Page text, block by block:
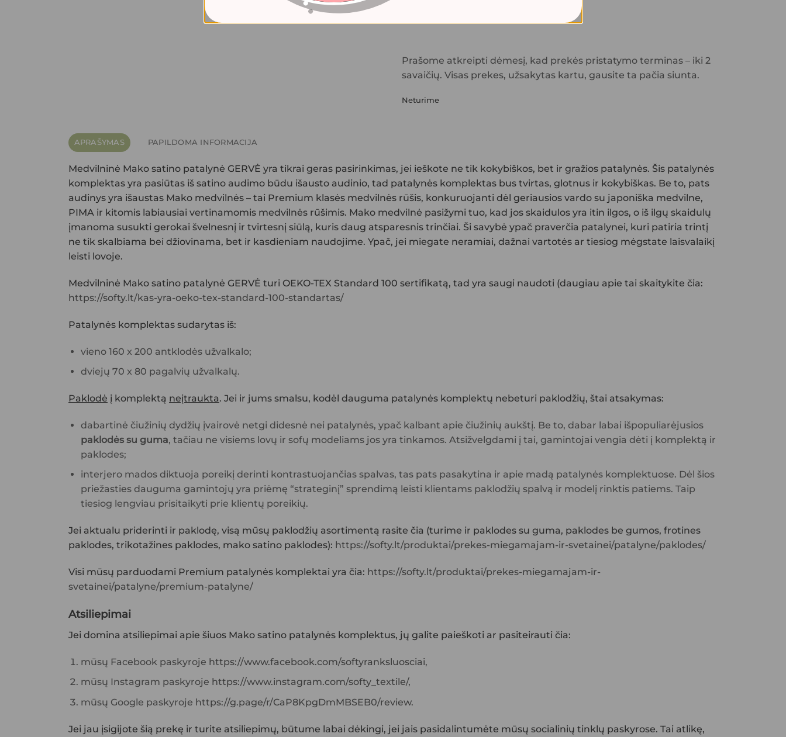
Prašome atkreipti dėmesį, kad prekės pristatymo terminas – iki 2
savaičių. Visas prekes, užsakytas kartu, gausite ta pačia siunta.
Neturime
APRAŠYMAS PAPILDOMA INFORMACIJA
Medvilninė Mako satino patalynė GERVĖ yra tikrai geras pasirinkimas, jei ieškote ne tik kokybiškos, bet ir gražios patalynės. Šis patalynės
komplektas yra pasiūtas iš satino audimo būdu išausto audinio, tad patalynės komplektas bus tvirtas, glotnus ir kokybiškas. Be to, pats
audinys yra išaustas Mako medvilnės – tai Premium klasės medvilnės rūšis, konkuruojanti dėl geriausios vardo su japoniška medvilne,
PIMA ir kitomis labiausiai vertinamomis medvilnės rūšimis. Mako medvilnė pasižymi tuo, kad jos skaidulos yra itin ilgos, o iš ilgų skaidulų
įmanoma susukti gerokai švelnesnį ir tvirtesnį siūlą, kuris daug atsparesnis trinčiai. Ši savybė ypač praverčia patalynei, kuri patiria trintį
ne tik skalbiama bei džiovinama, bet ir kasdieniam naudojime. Ypač, jei miegate neramiai, dažnai vartotės ar tiesiog mėgstate laisvalaikį
leisti lovoje.
Medvilninė Mako satino patalynė GERVĖ turi OEKO-TEX Standard 100 sertifikatą, tad yra saugi naudoti (daugiau apie tai skaitykite čia:
https://softy.lt/kas-yra-oeko-tex-standard-100-standartas/
Patalynės komplektas sudarytas iš:
vieno 160 x 200 antklodės užvalkalo;
dviejų 70 x 80 pagalvių užvalkalų.
Paklodė į komplektą neįtraukta. Jei ir jums smalsu, kodėl dauguma patalynės komplektų nebeturi paklodžių, štai atsakymas:
dabartinė čiužinių dydžių įvairovė netgi didesnė nei patalynės, ypač kalbant apie čiužinių aukštį. Be to, dabar labai išpopuliarėjusios
paklodės su guma, tačiau ne visiems lovų ir sofų modeliams jos yra tinkamos. Atsižvelgdami į tai, gamintojai vengia dėti į komplektą ir
paklodes;
interjero mados diktuoja poreikį derinti kontrastuojančias spalvas, tas pats pasakytina ir apie madą patalynės komplektuose. Dėl šios
priežasties dauguma gamintojų yra priėmę “strateginį” sprendimą leisti klientams paklodžių spalvą ir modelį rinktis patiems. Taip
tiesiog lengviau prisitaikyti prie klientų poreikių.
Jei aktualu priderinti ir paklodę, visą mūsų paklodžių asortimentą rasite čia (turime ir paklodes su guma, paklodes be gumos, frotines
paklodes, trikotažines paklodes, mako satino paklodes): https://softy.lt/produktai/prekes-miegamajam-ir-svetainei/patalyne/paklodes/
Visi mūsų parduodami Premium patalynės komplektai yra čia: https://softy.lt/produktai/prekes-miegamajam-ir-
svetainei/patalyne/premium-patalyne/
Atsiliepimai
Jei domina atsiliepimai apie šiuos Mako satino patalynės komplektus, jų galite paieškoti ar pasiteirauti čia:
mūsų Facebook paskyroje https://www.facebook.com/softyranksluosciai,
mūsų Instagram paskyroje https://www.instagram.com/softy_textile/,
mūsų Google paskyroje https://g.page/r/CaP8KpgDmMBSEB0/review.
Jei jau įsigijote šią prekę ir turite atsiliepimų, būtume labai dėkingi, jei jais pasidalintumėte mūsų socialinių tinklų paskyrose. Tai atlikę,